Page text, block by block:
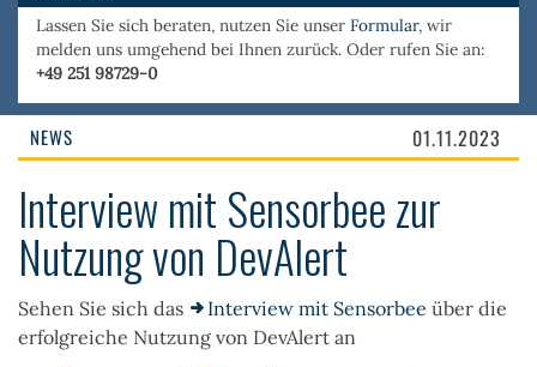
Lassen Sie sich beraten, nutzen Sie unser Formular, wir
melden uns umgehend bei Ihnen zurück. Oder rufen Sie an:
+49 251 98729-0
NEWS 01.11.2023
Interview mit Sensorbee zur
Nutzung von DevAlert
Sehen Sie sich das Interview mit Sensorbee über die
erfolgreiche Nutzung von DevAlert an